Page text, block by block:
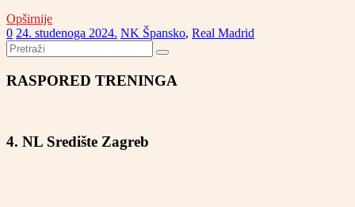
Opširnije
0 24. studenoga 2024. NK Špansko, Real Madrid
RASPORED TRENINGA
4. NL Središte Zagreb